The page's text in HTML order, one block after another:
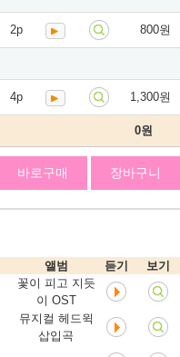
2p 800원
4p 1,300원
0원
바로구매 장바구니
앨범 듣기
보기
꽃이 피고 지듯
이 OST
뮤지컬 헤드윅
삽입곡